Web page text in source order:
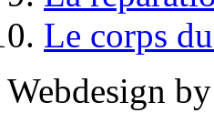
Le corps
Webdesign